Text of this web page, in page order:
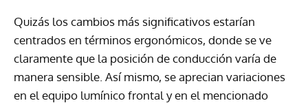
Quizás los cambios más significativos estarían
centrados en términos ergonómicos, donde se ve
claramente que la posición de conducción varía de
manera sensible. Así mismo, se aprecian variaciones
en el equipo lumínico frontal y en el mencionado